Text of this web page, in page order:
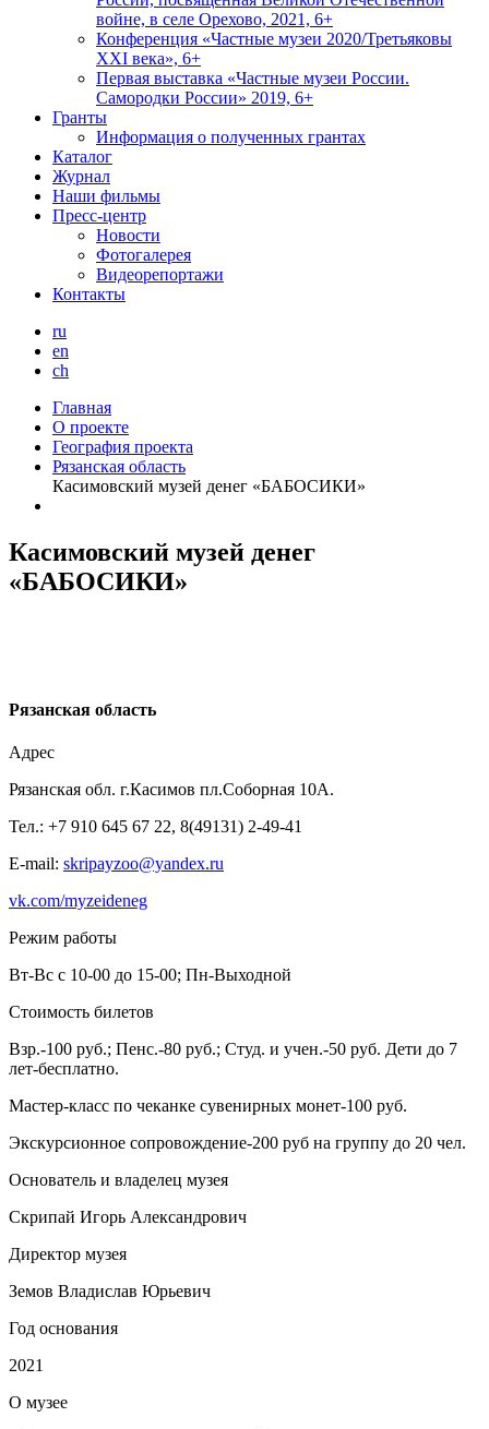
войне, в селе Орехово, 2021, 6+
Конференция «Частные музеи 2020/Третьяковы
XXI века», 6+
Первая выставка «Частные музеи России.
Самородки России» 2019, 6+
Гранты
Информация о полученных грантах
Каталог
Журнал
Наши фильмы
Пресс-центр
Новости
Фотогалерея
Видеорепортажи
Контакты
ru
en
ch
Главная
О проекте
География проекта
Рязанская область
Касимовский музей денег «БАБОСИКИ»
Касимовский музей денег
«БАБОСИКИ»
Рязанская область
Адрес
Рязанская обл. г.Касимов пл.Соборная 10А.
Тел.: +7 910 645 67 22, 8(49131) 2-49-41
E-mail: skripayzoo@yandex.ru
vk.com/myzeideneg
Режим работы
Вт-Вс с 10-00 до 15-00; Пн-Выходной
Стоимость билетов
Взр.-100 руб.; Пенс.-80 руб.; Студ. и учен.-50 руб. Дети до 7
лет-бесплатно.
Мастер-класс по чеканке сувенирных монет-100 руб.
Экскурсионное сопровождение-200 руб на группу до 20 чел.
Основатель и владелец музея
Скрипай Игорь Александрович
Директор музея
Земов Владислав Юрьевич
Год основания
2021
О музее